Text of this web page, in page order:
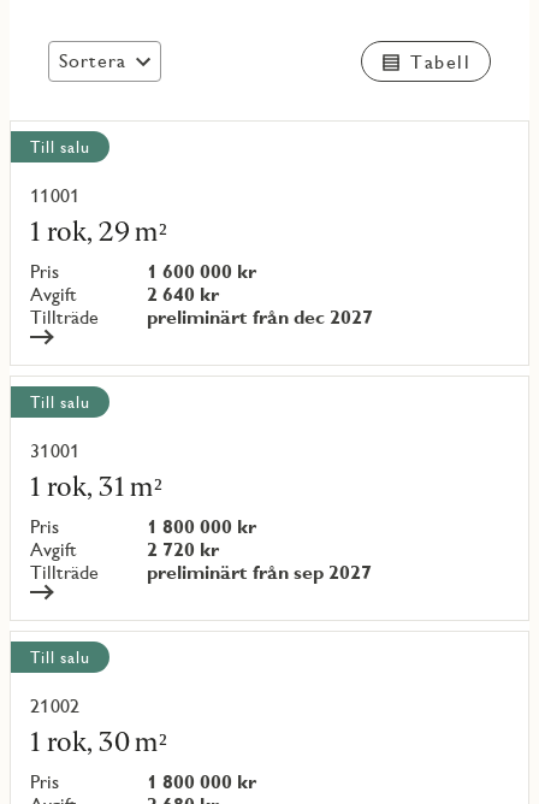
Sortera Tabell
Visa
alla
objekt
Till salu
11001
1 rok, 29 m²
Pris
1 600 000 kr
Avgift
2 640 kr
Tillträde
preliminärt från dec 2027
Läs
mer
om
objekt
{objectNumber}
Till salu
31001
1 rok, 31 m²
Pris
1 800 000 kr
Avgift
2 720 kr
Tillträde
preliminärt från sep 2027
Läs
mer
om
objekt
{objectNumber}
Till salu
21002
1 rok, 30 m²
Pris
1 800 000 kr
Läs
mer
om
objekt